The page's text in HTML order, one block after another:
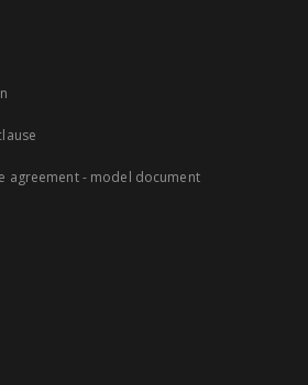
agreement - model document